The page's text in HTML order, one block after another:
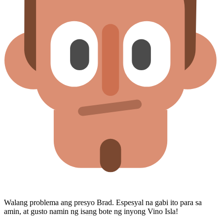
Walang problema ang presyo Brad. Espesyal na gabi ito para sa
amin, at gusto namin ng isang bote ng inyong Vino Isla!